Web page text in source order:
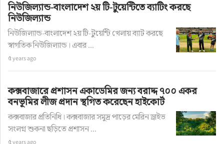
নিউজিল্যান্ড-বাংলাদেশ ২য় টি-টুয়েন্টিতে ব্যাটিং করছে
নিউজিল্যান্ড
নিউজিল্যান্ড-বাংলাদেশ ২য় টি-টুয়েন্টি খেলায় ব্যাট করছে
স্বাগতিক নিউজিল্যান্ড। এবার ...
৫ years ago
কক্সবাজারে প্রশাসন একাডেমির জন্য বরাদ্দ ৭০০ একর
বনভূমির লীজ প্রদান স্থগিত করেছেন হাইকোর্ট
কক্সবাজার প্রতিনিধি। কক্সবাজার সমুদ্র পাড়ের মেরিন ড্রাইভ
সংলগ্ন শুকনা ছড়িতে প্রশাসন ...
৫ years ago